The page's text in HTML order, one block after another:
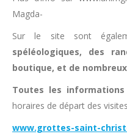
Magda-
Sur le site sont
spéléologiques, des
boutique, et de
Toutes les informations
horaires de départ des
www.grottes-saint-